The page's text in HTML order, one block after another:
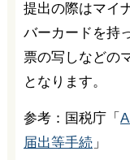
提出の際はマイ
バーカードを持
票の写しなどの
となります。
参考：国税庁「
届出等手続」